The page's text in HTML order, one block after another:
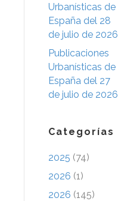
Urbanísticas de
España del 28
de julio de 2026
Publicaciones
Urbanísticas de
España del 27
de julio de 2026
Categorías
2025 (74)
2026 (1)
2026 (145)